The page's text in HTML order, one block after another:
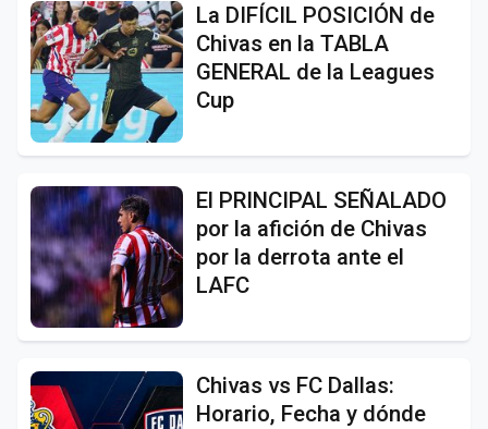
La DIFÍCIL POSICIÓN de
Chivas en la TABLA
GENERAL de la Leagues
Cup
El PRINCIPAL SEÑALADO
por la afición de Chivas
por la derrota ante el
LAFC
Chivas vs FC Dallas:
Horario, Fecha y dónde